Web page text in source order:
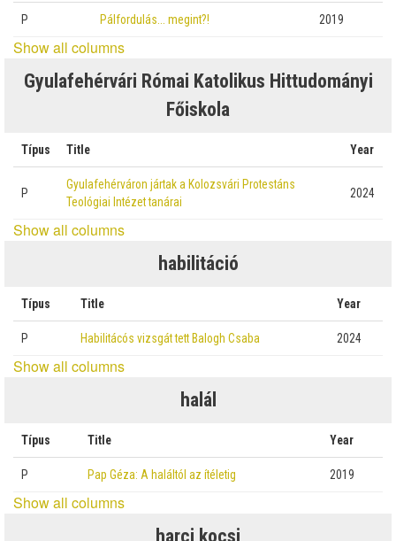
P Pálfordulás… megint?! 2019
Show all columns
Gyulafehérvári Római Katolikus Hittudományi
Főiskola
Típus Title Year
P
Gyulafehérváron jártak a Kolozsvári Protestáns
Teológiai Intézet tanárai
2024
Show all columns
habilitáció
Típus Title Year
P Habilitácós vizsgát tett Balogh Csaba 2024
Show all columns
halál
Típus Title Year
P Pap Géza: A haláltól az ítéletig 2019
Show all columns
harci kocsi